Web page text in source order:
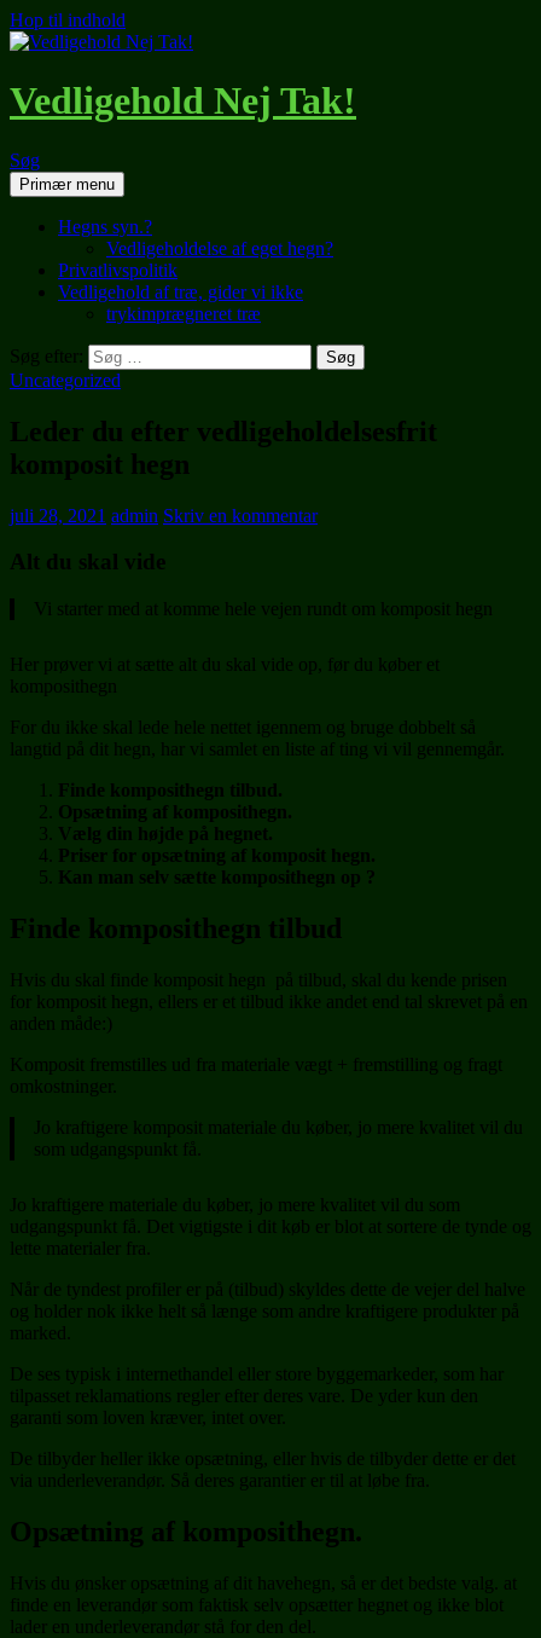
Hop til indhold
Vedligehold Nej Tak!
Søg
Primær menu
Hegns syn.?
Vedligeholdelse af eget hegn?
Privatlivspolitik
Vedligehold af træ, gider vi ikke
trykimprægneret træ
Søg efter:
Uncategorized
Leder du efter vedligeholdelsesfrit
komposit hegn
juli 28, 2021 admin Skriv en kommentar
Alt du skal vide
Vi starter med at komme hele vejen rundt om komposit hegn
Her prøver vi at sætte alt du skal vide op, før du køber et
komposithegn
For du ikke skal lede hele nettet igennem og bruge dobbelt så
langtid på dit hegn, har vi samlet en liste af ting vi vil gennemgår.
Finde komposithegn tilbud.
Opsætning af komposithegn.
Vælg din højde på hegnet.
Priser for opsætning af komposit hegn.
Kan man selv sætte komposithegn op ?
Finde komposithegn tilbud
Hvis du skal finde komposit hegn på tilbud, skal du kende prisen
for komposit hegn, ellers er et tilbud ikke andet end tal skrevet på en
anden måde:)
Komposit fremstilles ud fra materiale vægt + fremstilling og fragt
omkostninger.
Jo kraftigere komposit materiale du køber, jo mere kvalitet vil du
som udgangspunkt få.
Jo kraftigere materiale du køber, jo mere kvalitet vil du som
udgangspunkt få. Det vigtigste i dit køb er blot at sortere de tynde og
lette materialer fra.
Når de tyndest profiler er på (tilbud) skyldes dette de vejer del halve
og holder nok ikke helt så længe som andre kraftigere produkter på
marked.
De ses typisk i internethandel eller store byggemarkeder, som har
tilpasset reklamations regler efter deres vare. De yder kun den
garanti som loven kræver, intet over.
De tilbyder heller ikke opsætning, eller hvis de tilbyder dette er det
via underleverandør. Så deres garantier er til at løbe fra.
Opsætning af komposithegn.
Hvis du ønsker opsætning af dit havehegn, så er det bedste valg. at
finde en leverandør som faktisk selv opsætter hegnet og ikke blot
lader en underleverandør stå for den del.